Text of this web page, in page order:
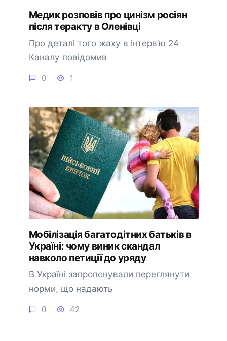
Медик розповів про цинізм росіян
після теракту в Оленівці
Про деталі того жаху в інтерв’ю 24
Каналу повідомив
0 1
Мобілізація багатодітних батьків в
Україні: чому виник скандал
навколо петиції до уряду
В Україні запропонували переглянути
норми, що надають
0 42